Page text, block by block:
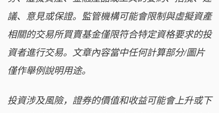
議、意見或保證。監管機構可能會限制與虛擬資產
相關的交易所買賣基金僅限符合特定資格要求的投
資者進行交易。文章內容當中任何計算部分/圖片
僅作舉例說明用途。
投資涉及風險，證券的價值和收益可能會上升或下